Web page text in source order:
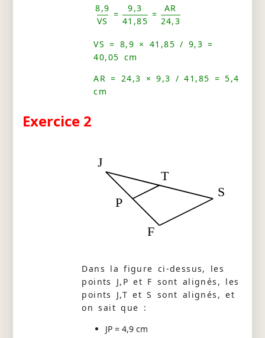
8,9
VS
=
9,3
41,85
=
AR
24,3
VS = 8,9 × 41,85 / 9,3 =
40,05 cm
AR = 24,3 × 9,3 / 41,85 = 5,4
cm
Exercice 2
S
J
F
P
T
Dans la figure ci-dessus, les
points J,P et F sont alignés, les
points J,T et S sont alignés, et
on sait que :
JP = 4,9 cm